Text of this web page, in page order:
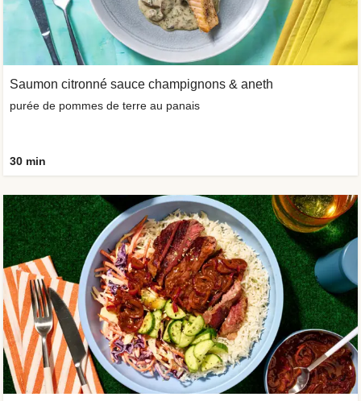
Saumon citronné sauce champignons & aneth
purée de pommes de terre au panais
30 min